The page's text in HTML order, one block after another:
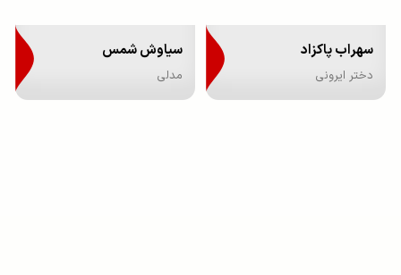
سهراب پاکزاد
دختر ایرونی
سیاوش شمس
مدلی